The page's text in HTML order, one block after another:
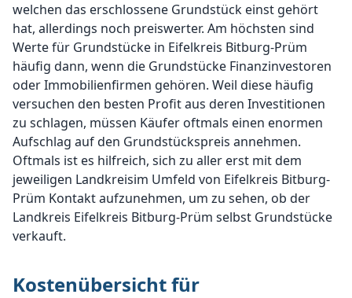
welchen das erschlossene Grundstück einst gehört
hat, allerdings noch preiswerter. Am höchsten sind
Werte für Grundstücke in Eifelkreis Bitburg-Prüm
häufig dann, wenn die Grundstücke Finanzinvestoren
oder Immobilienfirmen gehören. Weil diese häufig
versuchen den besten Profit aus deren Investitionen
zu schlagen, müssen Käufer oftmals einen enormen
Aufschlag auf den Grundstückspreis annehmen.
Oftmals ist es hilfreich, sich zu aller erst mit dem
jeweiligen Landkreisim Umfeld von Eifelkreis Bitburg-
Prüm Kontakt aufzunehmen, um zu sehen, ob der
Landkreis Eifelkreis Bitburg-Prüm selbst Grundstücke
verkauft.
Kostenübersicht für